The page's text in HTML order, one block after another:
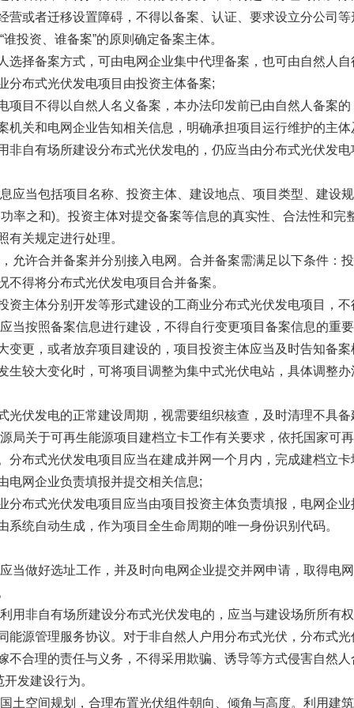
营或者迁移设置障碍，不得以备案、认证、要求设立分公司
投资、谁备案”的原则确定备案主体。
选择备案方式，可由电网企业集中代理备案，也可由自然人自
分布式光伏发电项目由投资主体备案;
项目不得以自然人名义备案，本办法印发前已由自然人备案
机关和电网企业告知相关信息，明确承担项目运行维护的主
非自有场所建设分布式光伏发电的，仍应当由分布式光伏发
应当包括项目名称、投资主体、建设地点、项目类型、建设
率之和)。投资主体对提交备案等信息的真实性、合法性和完
有关规定进行处理。
允许合并备案并分别接入电网。合并备案需满足以下条件：
得将分布式光伏发电项目合并备案。
资主体分别开发等形式建设的工商业分布式光伏发电项目，
当按照备案信息进行建设，不得自行变更项目备案信息的重
变更，或者放弃项目建设的，项目投资主体应当及时告知备
生较大变化时，可将项目调整为集中式光伏电站，具体调整
光伏发电的正常建设周期，视需要组织核查，及时清理不具
局关于可再生能源项目建档立卡工作有关要求，依托国家可
分布式光伏发电项目应当在建成并网一个月内，完成建档立
电网企业负责填报并提交相关信息;
分布式光伏发电项目应当由项目投资主体负责填报，电网企
统自动生成，作为项目全生命周期的唯一身份识别代码。
当做好选址工作，并及时向电网企业提交并网申请，取得电
用非自有场所建设分布式光伏发电的，应当与建设场所所有
能源管理服务协议。对于非自然人户用分布式光伏，分布式
不合理的责任与义务，不得采用欺骗、诱导等方式侵害自然
发建设行为。
土空间规划，合理布置光伏组件朝向、倾角与高度。利用建